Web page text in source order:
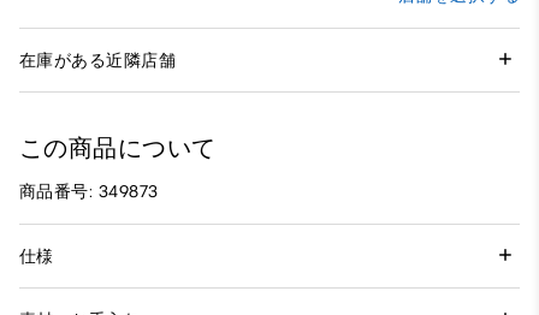
在庫がある近隣店舗
この商品について
商品番号: 349873
仕様